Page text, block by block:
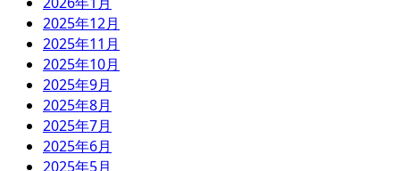
2025年12月
2025年11月
2025年10月
2025年9月
2025年8月
2025年7月
2025年6月
2025年5月